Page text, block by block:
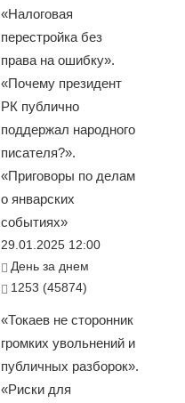
«Налоговая
перестройка без
права на ошибку».
«Почему президент
РК публично
поддержал народного
писателя?».
«Приговоры по делам
о январских
событиях»
29.01.2025 12:00
День за днем
1253 (45874)
«Токаев не сторонник
громких увольнений и
публичных разборок».
«Риски для